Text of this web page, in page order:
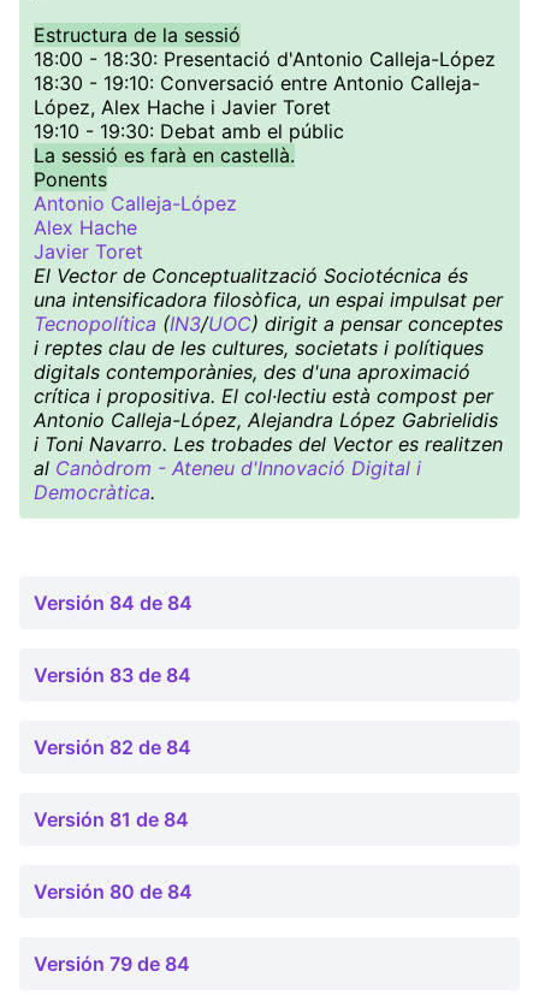
Estructura de la sessió
18:00 - 18:30: Presentació d'Antonio Calleja-López
18:30 - 19:10: Conversació entre Antonio Calleja-
López, Alex Hache i Javier Toret
19:10 - 19:30: Debat amb el públic
La sessió es farà en castellà.
Ponents
Antonio Calleja-López
Alex Hache
Javier Toret
El Vector de Conceptualització Sociotécnica és
una intensificadora filosòfica, un espai impulsat per
Tecnopolítica (IN3/UOC) dirigit a pensar conceptes
i reptes clau de les cultures, societats i polítiques
digitals contemporànies, des d'una aproximació
crítica i propositiva. El col·lectiu està compost per
Antonio Calleja-López, Alejandra López Gabrielidis
i Toni Navarro. Les trobades del Vector es realitzen
al Canòdrom - Ateneu d'Innovació Digital i
Democràtica.
Versión 84 de 84
Versión 83 de 84
Versión 82 de 84
Versión 81 de 84
Versión 80 de 84
Versión 79 de 84